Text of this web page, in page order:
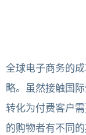
全球电子商务的
略。虽然接触国
转化为付费客户
的购物者有不同